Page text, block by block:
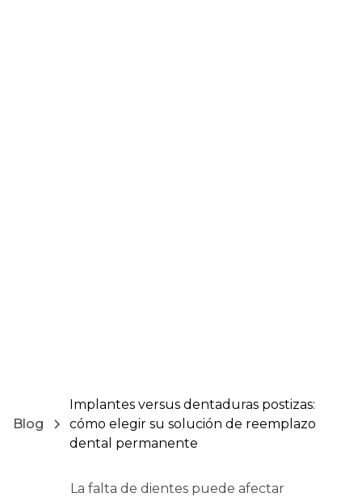
Blog
Implantes versus dentaduras postizas:
cómo elegir su solución de reemplazo
dental permanente
La falta de dientes puede afectar